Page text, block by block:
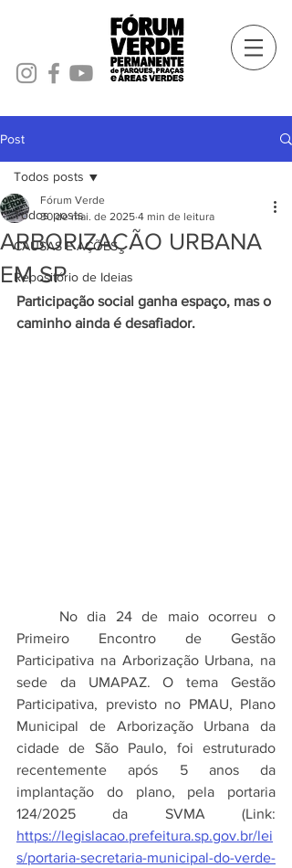
Post
Todos posts
CAUSAS E AÇÕES
Repositório de Ideias
Todos posts
ARBORIZAÇÃO URBANA
EM SP
Fórum Verde
30 de mai. de 2025 4 min de leitura
Participação social ganha espaço, mas o
caminho ainda é desafiador.
Primeiro Encontro de Gestão
Participativa na Arborização Urbana, na
sede da UMAPAZ. O tema Gestão
Participativa, previsto no PMAU, Plano
Municipal de Arborização Urbana da
cidade de São Paulo, foi estruturado
recentemente após 5 anos da
implantação do plano, pela portaria
https://legislacao.prefeitura.sp.gov.br/lei
s/portaria-secretaria-municipal-do-verde-